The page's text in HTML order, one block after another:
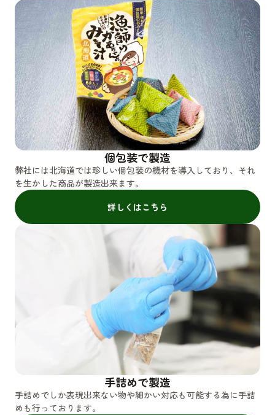
個包装で製造
弊社には北海道では珍しい個包装の機材を導入しており、それ
を生かした商品が製造出来ます。
詳しくはこちら
手詰めで製造
手詰めでしか表現出来ない物や細かい対応も可能する為に手詰
めも行っております。